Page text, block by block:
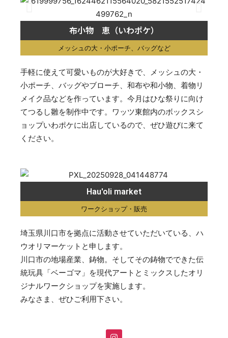
布小物 恵（いわポケ）
メッシュの大・小ポーチ、バッグなど
手軽に使えて可愛いものが大好きで、メッシュの大・
小ポーチ、バッグやブローチ、和布や和小物、着物リ
メイク品などを作っています。今月はひな祭りに向け
てつるし雛を制作中です。ワッツ東館内のボックスシ
ョップいわポケに出店しているので、ぜひ遊びに来て
ください。
Hau'oli market
ワークショップ・販売
埼玉県川口市を拠点に活動させていただいている、ハ
ウオリマーケットと申します。
川口市の地場産業、鋳物。そしてその鋳物でできた伝
統玩具「ベーゴマ」を現代アートとミックスしたオリ
ジナルワークショップを実施します。
みなさま、ぜひご利用下さい。